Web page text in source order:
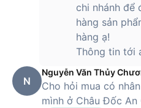
chi nhánh để
hàng sản
hàng ạ!
Thông tin tới
N
Nguyễn Văn Thủy
Cho hỏi mua có
mình ở Châu Đốc An